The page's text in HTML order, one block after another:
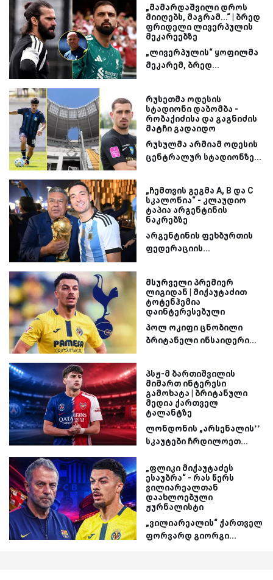
„მამარდაშვილი დროს
მიიღებს, მაგრამ...“ | ბრედ
ფრიდელი ლივერპულის
მეკარეებზე
„ლივერპულის“ ყოფილმა
მეკარემ, ბრედ...
რუსეთმა ოდესის
სტადიონი დაბომბა -
რობაქიძისა და გაგნიძის
მატჩი გადაიდო
რუსულმა არმიამ ოდესის
ცენტრალურ სტადიონზე...
„ჩემთვის გეგმა A, B და C
სკალონია“ - კლაუდიო
ტაპია არგენტინის
ნაკრებზე
არგენტინის ფეხბურთის
ფედერაციის...
მსურველი პრემიერ
ლიგიდან | მიქაუტაძით
ტოტენჰემია
დაინტერესებული
პოლ ოკიფი ცნობილი
ბრიტანელი ინსაიდერი...
პსჟ-მ ბართიშვილის
მიმართ ინტერესი
გამოხატა | ბრიტანული
მედია ქართველ
ტალანტზე
ლონდონის „არსენალის’’
სკაუტები ჩრდილოეთ...
„ფლიკი მიქაუტაძეს
ესაუბრა“ - რას წერს
ვილიარეალთან
დაახლოებული
ჟურნალისტი
„ვილიარეალის“ ქართველ
ფორვარდ გიორგი...